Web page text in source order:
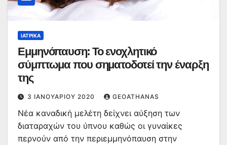
ΙΑΤΡΙΚΆ
Εμμηνόπαυση: Το ενοχλητικό
σύμπτωμα που σηματοδοτεί την έναρξη
της
3 ΙΑΝΟΥΑΡΊΟΥ 2020 GEOATHANAS
Νέα καναδική μελέτη δείχνει αύξηση των
διαταραχών του ύπνου καθώς οι γυναίκες
περνούν από την περιεμμηνόπαυση στην